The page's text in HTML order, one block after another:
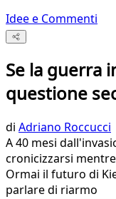
Idee e Commenti
Se la guerra
questione
di Adriano Roccucci
A 40 mesi
cronicizzarsi
Ormai il futuro di
parlare di riarmo